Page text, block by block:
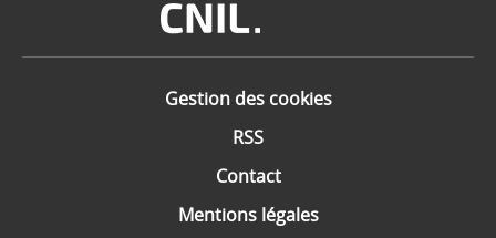
Image
Gestion des cookies
RSS
Contact
Mentions légales